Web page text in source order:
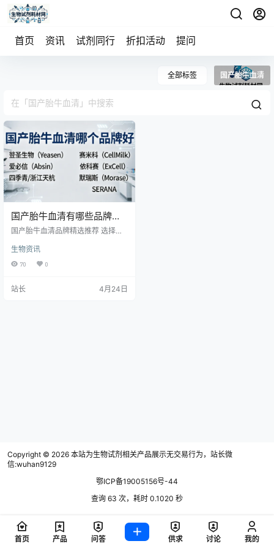
首页 资讯 试剂同行 折扣活动 提问
全部标签 国产胎牛血清
国产胎牛血清有哪些品牌可
以推荐？
国产胎牛血清品牌精选推荐 选择国
配自身实验需求。各品牌在血源、
工艺、质控、价格上差异显著，以
生物（Yeasen） 核心特点：质控严
生物资讯
70 0
站长 4月24日
Copyright © 2026 本站为生物试剂相关产品展示无交易行为，站长微
信:wuhan9129
鄂ICP备19005156号-44
查询 63 次，耗时 0.1020 秒
首页 产品 问答 供求 讨论 我的